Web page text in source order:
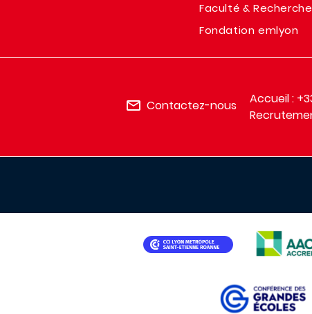
Faculté & Recherche
Fondation emlyon
Contactez-nous
Accueil :
IMAGE
IMAGE